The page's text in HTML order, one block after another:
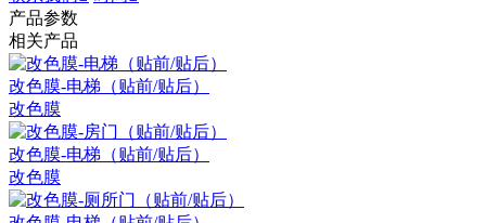
产品参数
相关产品
改色膜-电梯（贴前/贴后）
改色膜
改色膜-电梯（贴前/贴后）
改色膜